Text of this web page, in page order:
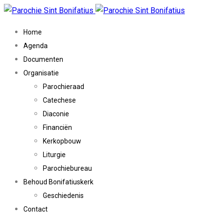
Home
Agenda
Documenten
Organisatie
Parochieraad
Catechese
Diaconie
Financiën
Kerkopbouw
Liturgie
Parochiebureau
Behoud Bonifatiuskerk
Geschiedenis
Contact